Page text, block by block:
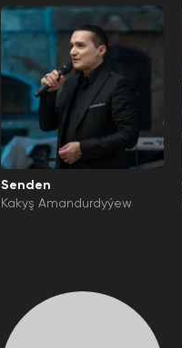
Senden
Kakyş Amandurdyýew